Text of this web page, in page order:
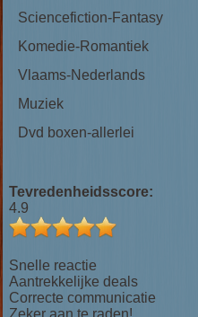
Sciencefiction-Fantasy
Komedie-Romantiek
Vlaams-Nederlands
Muziek
Dvd boxen-allerlei
Tevredenheidsscore:
4.9
Snelle reactie
Aantrekkelijke deals
Correcte communicatie
Zeker aan te raden!